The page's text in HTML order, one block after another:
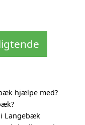
hjælpe med?
Langebæk